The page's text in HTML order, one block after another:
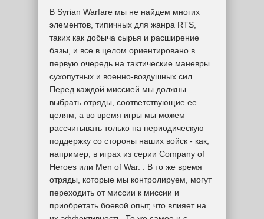
В Syrian Warfare мы не найдем многих
элементов, типичных для жанра RTS,
таких как добыча сырья и расширение
базы, и все в целом ориентировано в
первую очередь на тактические маневры
сухопутных и военно-воздушных сил.
Перед каждой миссией мы должны
выбрать отряды, соответствующие ее
целям, а во время игры мы можем
рассчитывать только на периодическую
поддержку со стороны наших войск - как,
например, в играх из серии Company of
Heroes или Men of War. . В то же время
отряды, которые мы контролируем, могут
переходить от миссии к миссии и
приобретать боевой опыт, что влияет на